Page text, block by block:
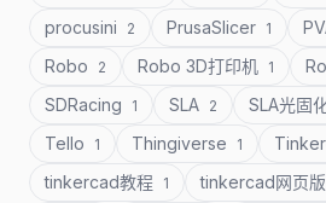
procusini 2 PrusaSlicer 1
Robo 2 Robo 3D打印机 1
SDRacing 1 SLA 2 SLA光固
Tello 1 Thingiverse 1
tinkercad教程 1 tinkercad网页版